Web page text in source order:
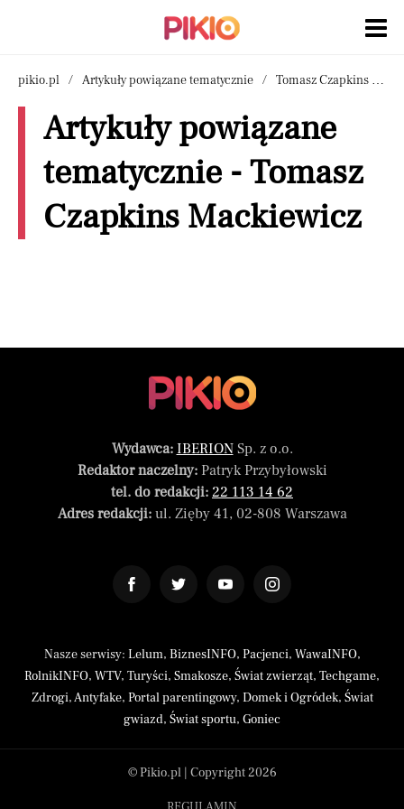
pikio.pl Artykuły powiązane tematycznie Tomasz Czapkins Mackiewicz
Artykuły powiązane
tematycznie - Tomasz
Czapkins Mackiewicz
Wydawca: IBERIONSp. z o.o.
Redaktor naczelny:Patryk Przybyłowski
tel. do redakcji: 22 113 14 62
Adres redakcji:ul. Zięby 41, 02-808 Warszawa
Nasze serwisy: Lelum, BiznesINFO, Pacjenci, WawaINFO,
RolnikINFO, WTV, Turyści, Smakosze, Świat zwierząt, Techgame,
Zdrogi,Antyfake, Portal parentingowy, Domek i Ogródek, Świat
gwiazd, Świat sportu, Goniec
© Pikio.pl | Copyright 2026